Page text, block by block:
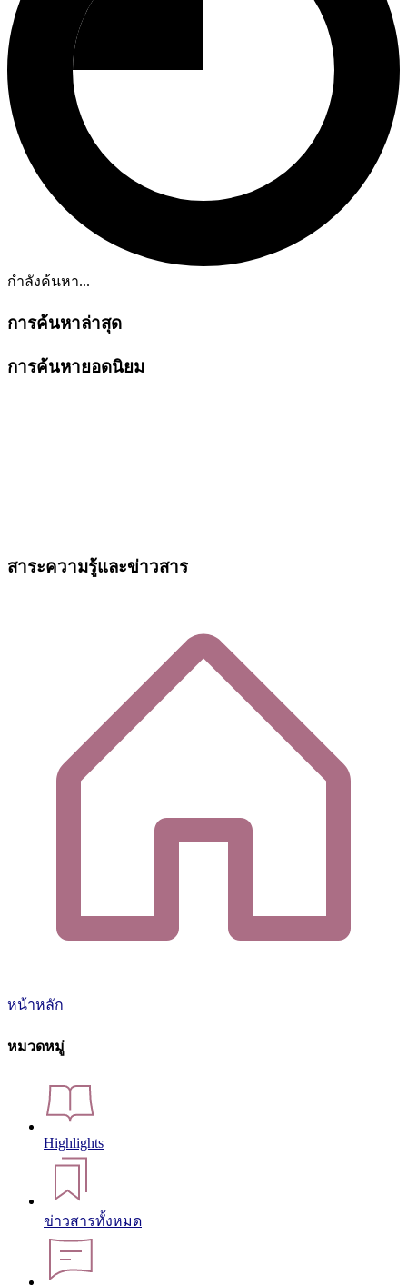
กำลังค้นหา...
การค้นหาล่าสุด
การค้นหายอดนิยม
สาระความรู้และข่าวสาร
หน้าหลัก
หมวดหมู่
Highlights
ข่าวสารทั้งหมด